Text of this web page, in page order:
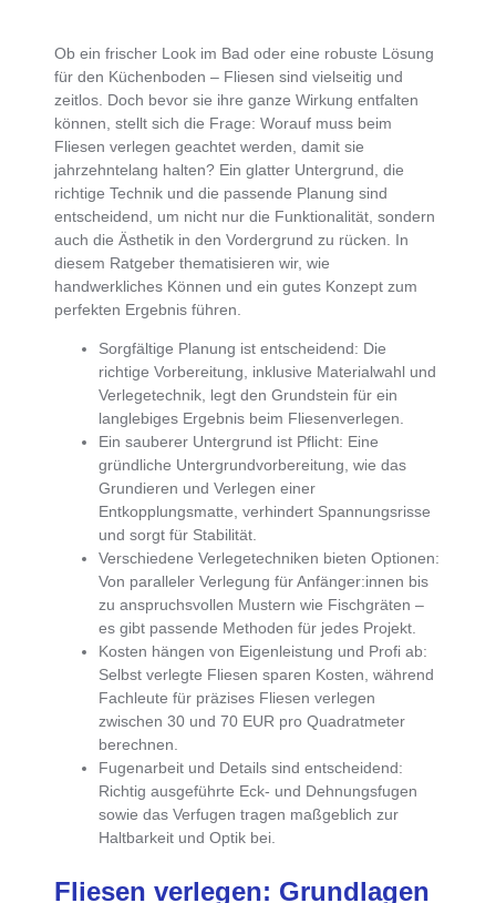
Ob ein frischer Look im Bad oder eine robuste Lösung
für den Küchenboden – Fliesen sind vielseitig und
zeitlos . Doch bevor sie ihre ganze Wirkung entfalten
können, stellt sich die Frage:Worauf muss beim
Fliesen verlegen geachtet werden , damit sie
jahrzehntelang halten? Ein glatter Untergrund, die
richtige Technik und die passende Planung sind
entscheidend, um nicht nur die Funktionalität, sondern
auch die Ästhetik in den Vordergrund zu rücken. In
diesem Ratgeber thematisieren wir, wie
handwerkliches Können und ein gutes Konzept zum
perfekten Ergebnis führen.
Sorgfältige Planung ist entscheidend: Die
richtige Vorbereitung, inklusive Materialwahl und
Verlegetechnik, legt den Grundstein für ein
langlebiges Ergebnis beim Fliesenverlegen
Ein sauberer Untergrund ist Pflicht: Eine
gründliche Untergrundvorbereitung , wie das
Grundieren und Verlegen einer
Entkopplungsmatte, verhindert Spannungsrisse
und sorgt für Stabilität.
Verschiedene Verlegetechniken bieten Optionen:
Von paralleler Verlegung für Anfänger:innen bis
zu anspruchsvollen Mustern wie Fischgräten –
es gibt passende Methoden für jedes Projekt.
Kosten hängen von Eigenleistung und Profi ab:
Selbst verlegte Fliesen sparen Kosten, während
Fachleute für präzises Fliesen verlegen
zwischen 30 und 70 EUR pro Quadratmeter
berechnen.
Fugenarbeit und Details sind entscheidend:
Richtig ausgeführte Eck- und Dehnungsfugen
sowie das Verfugen tragen maßgeblich zur
Haltbarkeit und Optik bei.
Fliesen verlegen: Grundlagen